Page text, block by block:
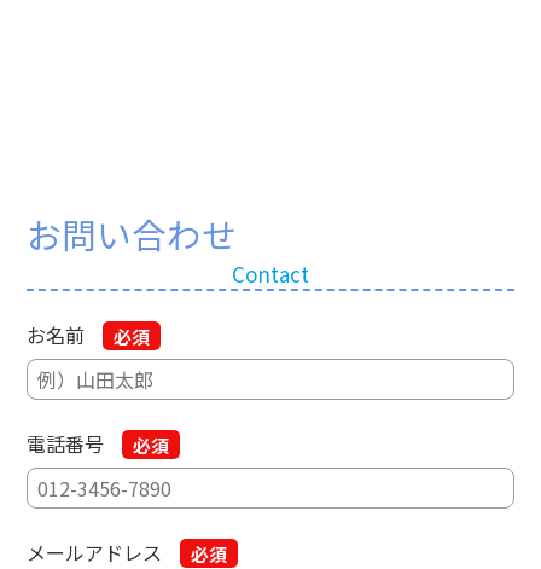
お問い合わせ
Contact
お名前 必須
電話番号 必須
メールアドレス 必須